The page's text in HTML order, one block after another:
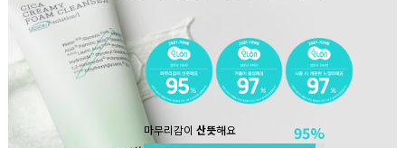
마무리감이산뜻해요 95%